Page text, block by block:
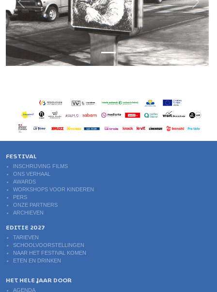
Avant Avant
FESTIVAL
INSCHRIJVING FILMS
ONS VERHAAL
AWARDS
WORKSHOPS VOOR KINDEREN
PERS
ONZE PARTNERS
ARCHIEVEN
EDITIE 2027
TARIEVEN
SCHOOLVOORSTELLINGEN
NAAR HET FESTIVAL KOMEN
ETEN EN DRINKEN
HET HELE JAAR DOOR
AGENDA